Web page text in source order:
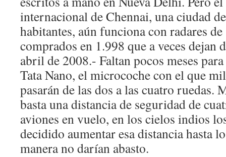
internacional de Chennai, una ciudad
habitantes, aún funciona con radares
comprados en 1.998 que a veces dejan
abril de 2008.- Faltan pocos meses
Tata Nano, el microcoche con el que
pasarán de las dos a las cuatro ruedas.
basta una distancia de seguridad de
aviones en vuelo, en los cielos indios
decidido aumentar esa distancia hasta
manera no darían abasto.